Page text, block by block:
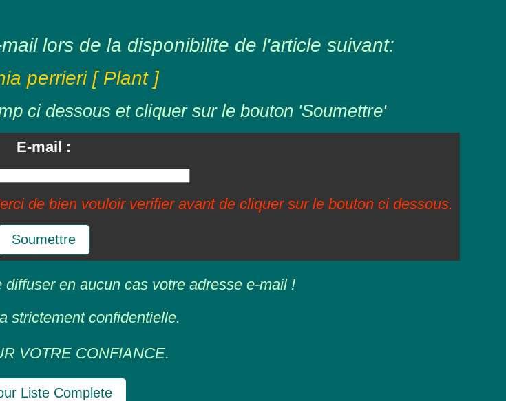
lors de la disponibilite de l'article suivant:
perrieri [ Plant ]
ci dessous et cliquer sur le bouton 'Soumettre'
E-mail :
de bien vouloir verifier avant de cliquer sur le bouton ci dessous.
Soumettre
en aucun cas votre adresse e-mail !
strictement confidentielle.
VOTRE CONFIANCE.
Liste Complete